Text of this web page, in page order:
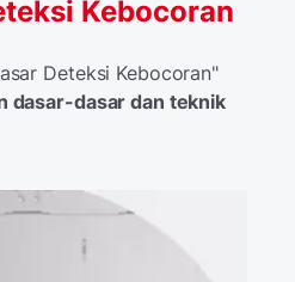
Kebocoran
Deteksi Kebocoran"
dasar-dasar dan teknik